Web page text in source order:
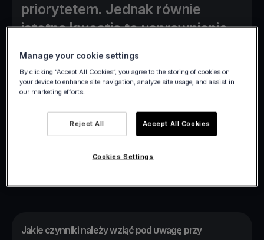
priorytetem. Jednak równie
istotna kwestia to usprawnienie
przychodów. Jednym z
podstawowych sposobów
udoskonalenie hotelowych
systemów przetwarzania
Jakie czynniki należy wziąć pod uwagę przy
Manage your cookie settings
By clicking “Accept All Cookies”, you agree to the storing of cookies on
your device to enhance site navigation, analyze site usage, and assist in
our marketing efforts.
Reject All Accept All Cookies
Cookies Settings